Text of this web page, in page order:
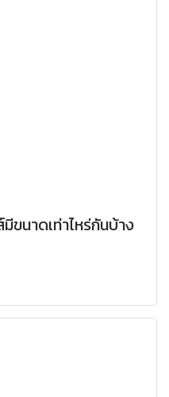
ขนาดเท่าไหร่กันบ้าง